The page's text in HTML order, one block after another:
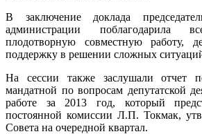
В заключение доклада
администрации поблагодарила
плодотворную совместную работу,
поддержку в решении сложных
На сессии также заслушали отчет
мандатной по вопросам депутатской
работе за 2013 год, который
постоянной комиссии Л.П. Токмак,
Совета на очередной квартал.